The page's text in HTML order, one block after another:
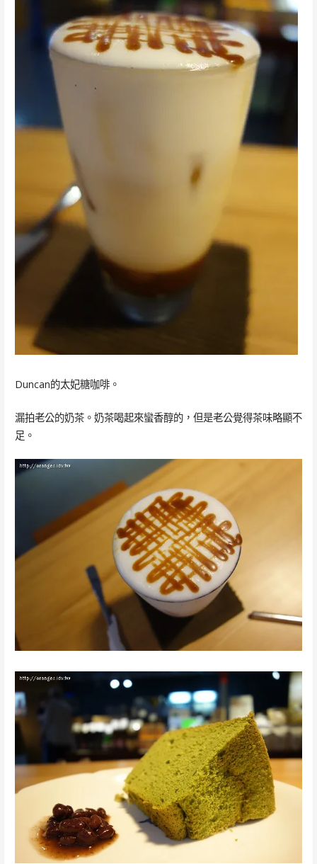
Duncan的太妃糖咖啡。
漏拍老公的奶茶。奶茶喝起來蠻香醇的，但是老公覺得茶味略顯不
足。